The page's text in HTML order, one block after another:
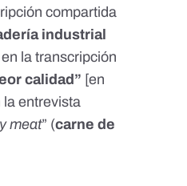
compartida
industrial
en latranscripción
calidad” [en
la entrevista
meat” (carne de